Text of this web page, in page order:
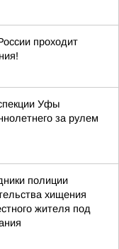
проходит
Уфы
за рулем
полиции
хищения
жителя под